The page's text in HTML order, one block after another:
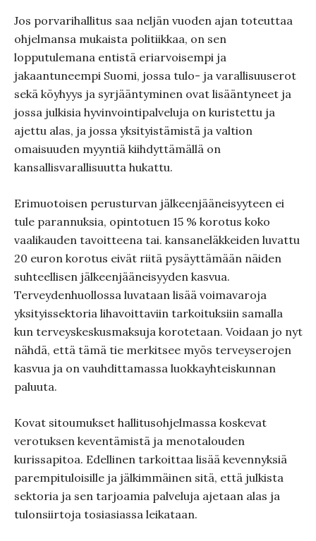
Jos porvarihallitus saa neljän vuoden ajan toteuttaa
ohjelmansa mukaista politiikkaa, on sen
lopputulemana entistä eriarvoisempi ja
jakaantuneempi Suomi, jossa tulo- ja varallisuuserot
sekä köyhyys ja syrjääntyminen ovat lisääntyneet ja
jossa julkisia hyvinvointipalveluja on kuristettu ja
ajettu alas, ja jossa yksityistämistä ja valtion
omaisuuden myyntiä kiihdyttämällä on
kansallisvarallisuutta hukattu.
Erimuotoisen perusturvan jälkeenjääneisyyteen ei
tule parannuksia, opintotuen 15 % korotus koko
vaalikauden tavoitteena tai. kansaneläkkeiden luvattu
20 euron korotus eivät riitä pysäyttämään näiden
suhteellisen jälkeenjääneisyyden kasvua.
Terveydenhuollossa luvataan lisää voimavaroja
yksityissektoria lihavoittaviin tarkoituksiin samalla
kun terveyskeskusmaksuja korotetaan. Voidaan jo nyt
nähdä, että tämä tie merkitsee myös terveyserojen
kasvua ja on vauhdittamassa luokkayhteiskunnan
paluuta.
Kovat sitoumukset hallitusohjelmassa koskevat
verotuksen keventämistä ja menotalouden
kurissapitoa. Edellinen tarkoittaa lisää kevennyksiä
parempituloisille ja jälkimmäinen sitä, että julkista
sektoria ja sen tarjoamia palveluja ajetaan alas ja
tulonsiirtoja tosiasiassa leikataan.